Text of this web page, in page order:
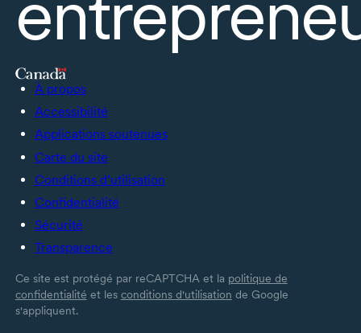
À propos
Accessibilité
Applications soutenues
Carte du site
Conditions d’utilisation
Confidentialité
Sécurité
Transparence
Ce site est protégé par reCAPTCHA et la politique de
confidentialité et les conditions d'utilisation de Google
s'appliquent.